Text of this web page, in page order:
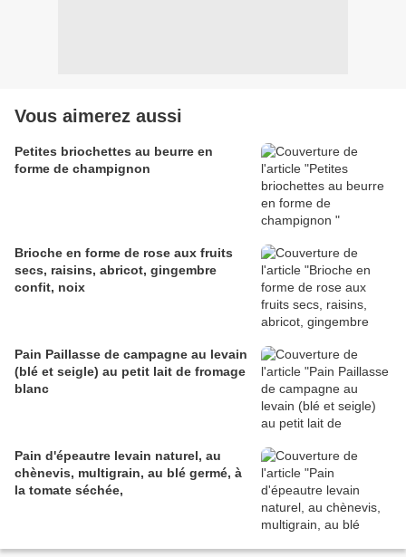
Vous aimerez aussi
Petites briochettes au beurre en
forme de champignon
Brioche en forme de rose aux fruits
secs, raisins, abricot, gingembre
confit, noix
Pain Paillasse de campagne au levain
(blé et seigle) au petit lait de fromage
blanc
Pain d'épeautre levain naturel, au
chènevis, multigrain, au blé germé, à
la tomate séchée,